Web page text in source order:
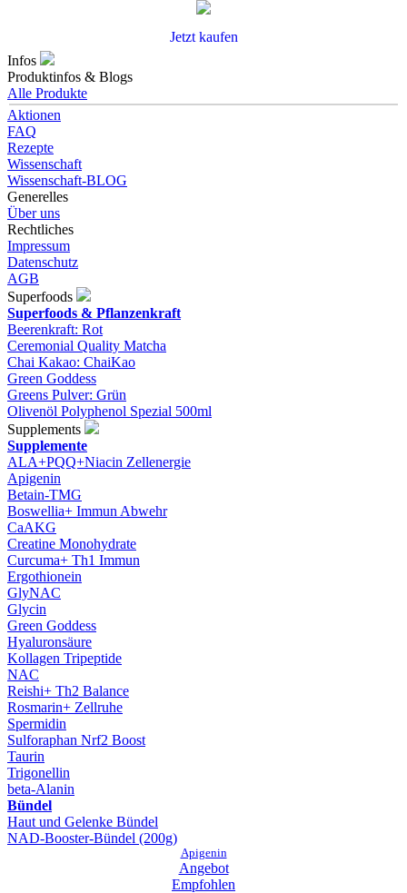
Jetzt kaufen
Infos
Produktinfos & Blogs
Alle Produkte
Aktionen
FAQ
Rezepte
Wissenschaft
Wissenschaft-BLOG
Generelles
Über uns
Rechtliches
Impressum
Datenschutz
AGB
Superfoods
Superfoods & Pflanzenkraft
Beerenkraft: Rot
Ceremonial Quality Matcha
Chai Kakao: ChaiKao
Green Goddess
Greens Pulver: Grün
Olivenöl Polyphenol Spezial 500ml
Supplements
Supplemente
ALA+PQQ+Niacin Zellenergie
Apigenin
Betain-TMG
Boswellia+ Immun Abwehr
CaAKG
Creatine Monohydrate
Curcuma+ Th1 Immun
Ergothionein
GlyNAC
Glycin
Green Goddess
Hyaluronsäure
Kollagen Tripeptide
NAC
Reishi+ Th2 Balance
Rosmarin+ Zellruhe
Spermidin
Sulforaphan Nrf2 Boost
Taurin
Trigonellin
beta-Alanin
Bündel
Haut und Gelenke Bündel
NAD-Booster-Bündel (200g)
Apigenin
Angebot
Empfohlen